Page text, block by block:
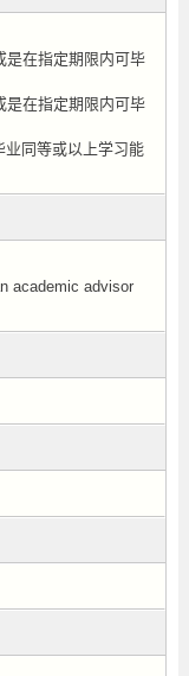
是在指定期限内可毕
是在指定期限内可毕
业同等或以上学习能
academic advisor